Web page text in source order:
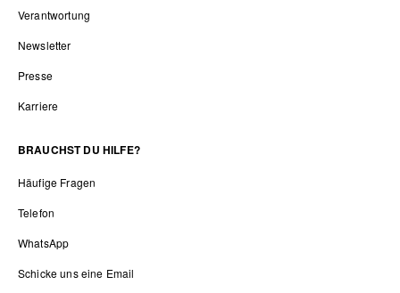
Verantwortung
Newsletter
Presse
Karriere
BRAUCHST DU HILFE?
Häufige Fragen
Telefon
WhatsApp
Schicke uns eine Email